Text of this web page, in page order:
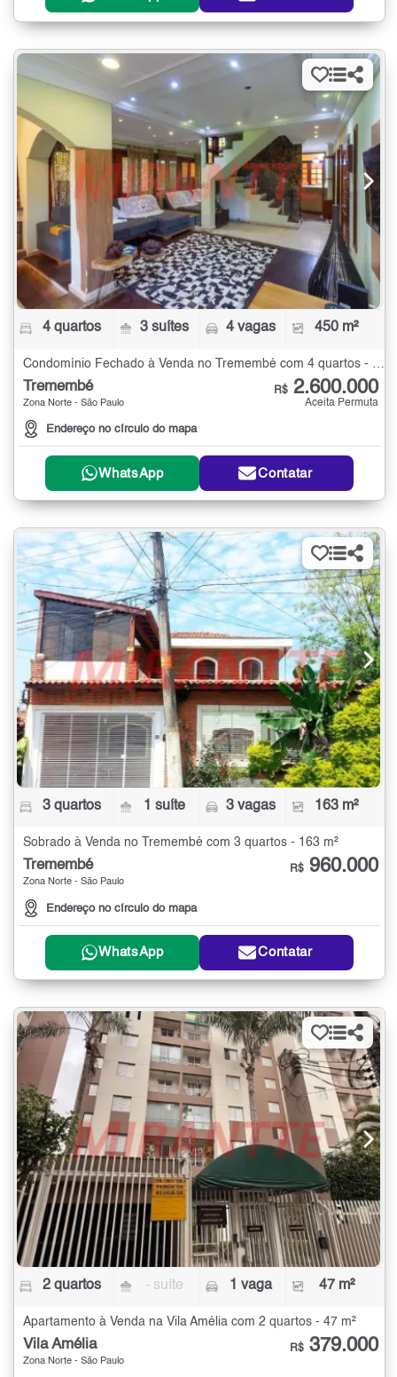
4 quartos 3 suítes 4 vagas 450 m²
Condomínio Fechado à Venda no Tremembé com 4 quartos - 450 m²
Tremembé
Zona Norte - São Paulo
Endereço no círculo do mapa
R$ 2.600.000
Aceita Permuta
WhatsApp Contatar
3 quartos 1 suíte 3 vagas 163 m²
Sobrado à Venda no Tremembé com 3 quartos - 163 m²
Tremembé
Zona Norte - São Paulo
Endereço no círculo do mapa
R$ 960.000
WhatsApp Contatar
2 quartos - suíte 1 vaga 47 m²
Apartamento à Venda na Vila Amélia com 2 quartos - 47 m²
Vila Amélia
Zona Norte - São Paulo
R$ 379.000